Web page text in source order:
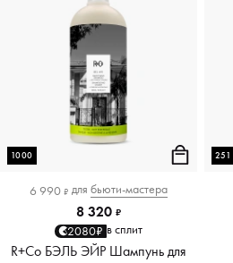
1000
6 990 ₽ для бьюти-мастера
8 320 ₽
2080₽ в сплит
R+Co БЭЛЬ ЭЙР Шампунь для
251